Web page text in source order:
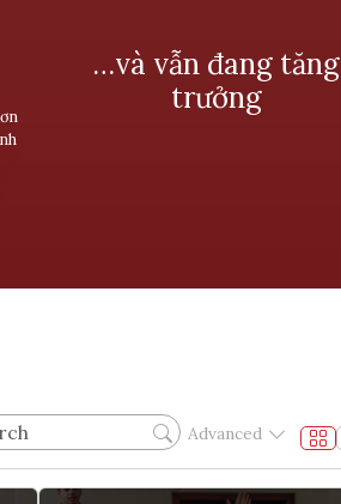
…và vẫn đang tăng
trưởng
Advanced